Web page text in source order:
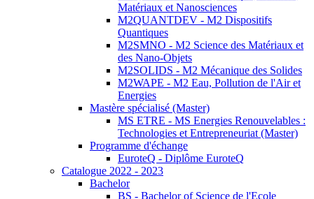
Matériaux et Nanosciences
M2QUANTDEV - M2 Dispositifs
Quantiques
M2SMNO - M2 Science des Matériaux et
des Nano-Objets
M2SOLIDS - M2 Mécanique des Solides
M2WAPE - M2 Eau, Pollution de l'Air et
Energies
Mastère spécialisé (Master)
MS ETRE - MS Energies Renouvelables :
Technologies et Entrepreneuriat (Master)
Programme d'échange
EuroteQ - Diplôme EuroteQ
Catalogue 2022 - 2023
Bachelor
BS - Bachelor of Science de l'Ecole